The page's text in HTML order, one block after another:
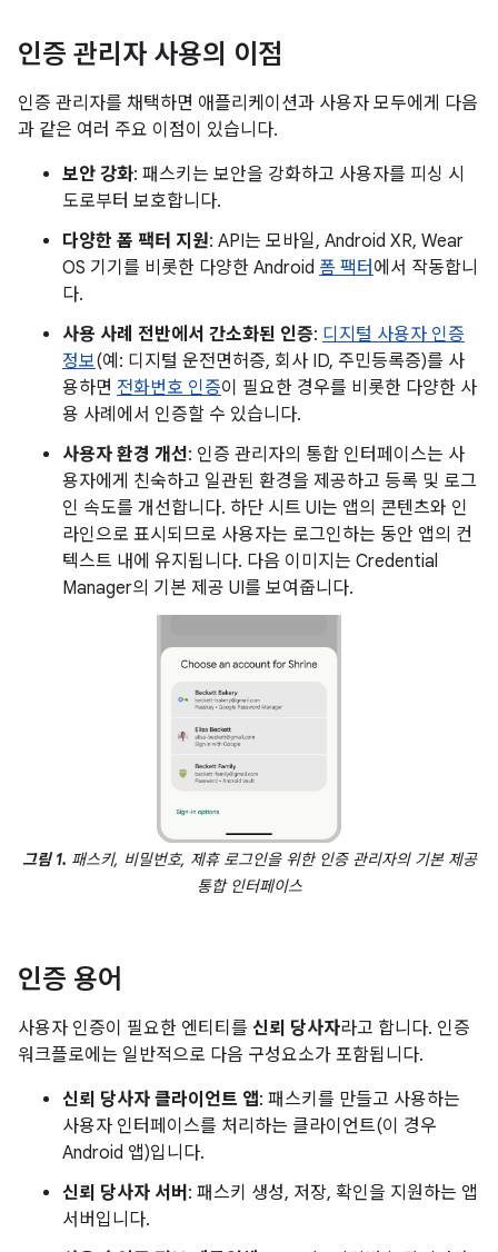
인증 관리자 사용의 이점
인증 관리자를 채택하면 애플리케이션과 사용자 모두에게 다음
과 같은 여러 주요 이점이 있습니다.
보안 강화: 패스키는 보안을 강화하고 사용자를 피싱 시
도로부터 보호합니다.
다양한 폼 팩터 지원: API는 모바일, Android XR, Wear
OS 기기를 비롯한 다양한 Android 폼 팩터 에서 작동합니
다.
사용 사례 전반에서 간소화된 인증: 디지털 사용자 인증
정보(예: 디지털 운전면허증, 회사 ID, 주민등록증)를 사
용하면 전화번호 인증이 필요한 경우를 비롯한 다양한 사
용 사례에서 인증할 수 있습니다.
사용자 환경 개선: 인증 관리자의 통합 인터페이스는 사
용자에게 친숙하고 일관된 환경을 제공하고 등록 및 로그
인 속도를 개선합니다. 하단 시트 UI는 앱의 콘텐츠와 인
라인으로 표시되므로 사용자는 로그인하는 동안 앱의 컨
텍스트 내에 유지됩니다. 다음 이미지는 Credential
Manager의 기본 제공 UI를 보여줍니다.
그림 1. 패스키, 비밀번호, 제휴 로그인을 위한 인증 관리자의 기본 제공
통합 인터페이스
인증 용어
사용자 인증이 필요한 엔티티를 신뢰 당사자라고 합니다. 인증
워크플로에는 일반적으로 다음 구성요소가 포함됩니다.
신뢰 당사자 클라이언트 앱: 패스키를 만들고 사용하는
사용자 인터페이스를 처리하는 클라이언트(이 경우
Android 앱)입니다.
신뢰 당사자 서버 : 패스키 생성, 저장, 확인을 지원하는 앱
서버입니다.